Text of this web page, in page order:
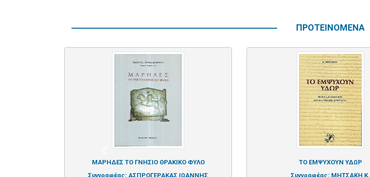
ΠΡΟΤΕΙΝΟΜΕΝΑ
ΜΑΡΗΔΕΣ ΤΟ ΓΝΗΣΙΟ ΘΡΑΚΙΚΟ ΦΥΛΟ
Συγγραφέας: ΑΣΠΡΟΓΕΡΑΚΑΣ ΙΩΑΝΝΗΣ
ΤΟ ΕΜΨΥΧΟΥΝ ΥΔΩΡ
Συγγραφέας: ΜΗΤΣΑΚΗ Κ.